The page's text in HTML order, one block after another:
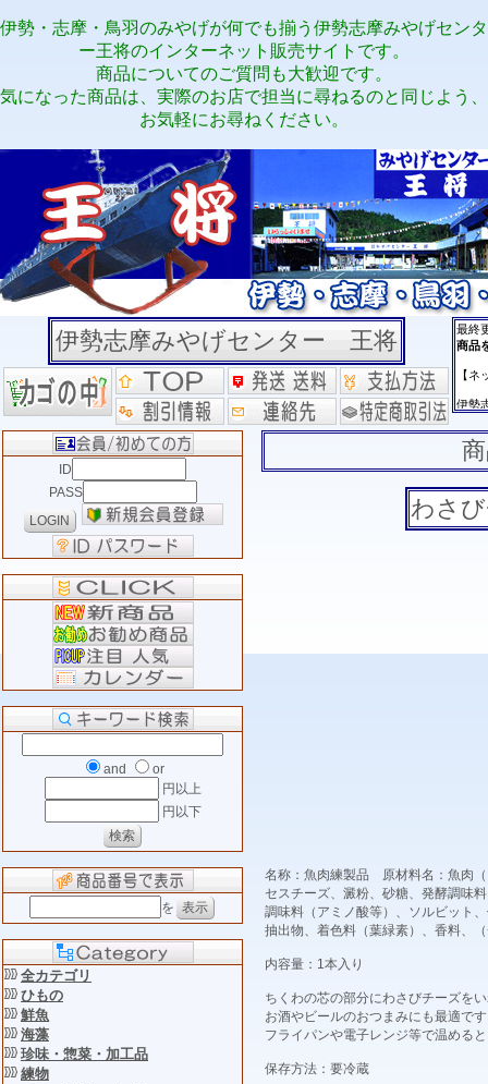
伊勢・志摩・鳥羽のみやげが何でも揃う伊勢志摩みやげセンタ
ー王将のインターネット販売サイトです。
商品についてのご質問も大歓迎です。
気になった商品は、実際のお店で担当に尋ねるのと同じよう、
お気軽にお尋ねください。
伊勢志摩みやげセンター 王将
ID
PASS
and
or
円以上
円以下
を
全カテゴリ
ひもの
鮮魚
海藻
珍味・惣菜・加工品
練物
わさ
名称：魚肉練製品 原材料名：魚肉
セスチーズ、澱粉、砂糖、発酵調味
調味料（アミノ酸等）、ソルビット
抽出物、着色料（葉緑素）、香料、
内容量：1本入り
ちくわの芯の部分にわさびチーズを
お酒やビールのおつまみにも最適で
フライパンや電子レンジ等で温める
保存方法：要冷蔵